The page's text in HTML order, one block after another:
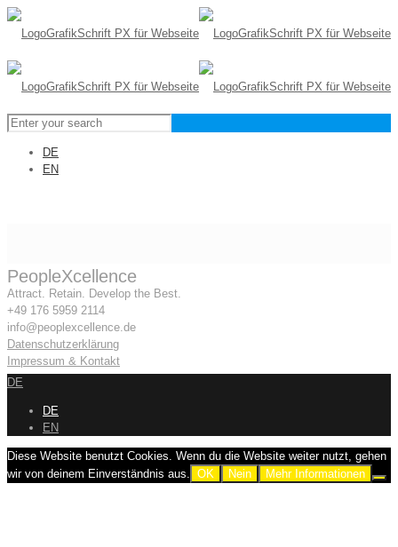
DE
EN
PeopleXcellence
Attract. Retain. Develop the Best.
+49 176 5959 2114
info@peoplexcellence.de
Datenschutzerklärung
Impressum & Kontakt
DE
DE
EN
Diese Website benutzt Cookies. Wenn du die Website weiter nutzt, gehen
wir von deinem Einverständnis aus. OK Nein Mehr Informationen